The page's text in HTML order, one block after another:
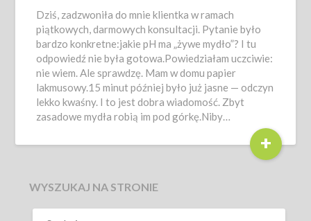
Dziś, zadzwoniła do mnie klientka w ramach
piątkowych, darmowych konsultacji. Pytanie było
bardzo konkretne:jakie pH ma „żywe mydło”? I tu
odpowiedź nie była gotowa.Powiedziałam uczciwie:
nie wiem. Ale sprawdzę. Mam w domu papier
lakmusowy.15 minut później było już jasne — odczyn
lekko kwaśny. I to jest dobra wiadomość. Zbyt
zasadowe mydła robią im pod górkę.Niby…
+
WYSZUKAJ NA STRONIE